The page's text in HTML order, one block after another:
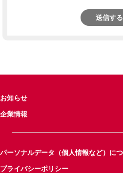
送信する
お知らせ
企業情報
パーソナルデータ（個人情報など）に
プライバシーポリシー